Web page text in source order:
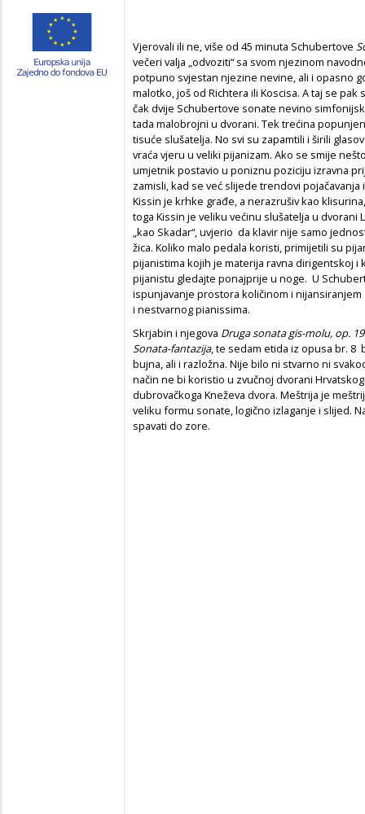
Vjerovali ili ne, više od 45 minuta Schubertove
večeri valja „odvoziti“ sa svom njezinom
potpuno svjestan njezine nevine, ali i opasno
malotko, još od Richtera ili Koscisa. A taj se
čak dvije Schubertove sonate nevino
tada malobrojni u dvorani. Tek trećina
tisuće slušatelja. No svi su zapamtili i širili
vraća vjeru u veliki pijanizam. Ako se smije
umjetnik postavio u poniznu poziciju izravna
zamisli, kad se već slijede trendovi
Kissin je krhke građe, a nerazrušiv kao
toga Kissin je veliku većinu slušatelja u
„kao Skadar“, uvjerio da klavir nije samo
žica. Koliko malo pedala koristi, primijetili su
pijanistima kojih je materija ravna dirigentskoj
pijanistu gledajte ponajprije u noge. U
ispunjavanje prostora količinom i
i nestvarnog pianissima.
Skrjabin i njegova Druga sonata gis-molu, op. 19
Sonata-fantazija, te sedam etida iz opusa br. 8
bujna, ali i razložna. Nije bilo ni stvarno ni
način ne bi koristio u zvučnoj dvorani
dubrovačkoga Kneževa dvora. Meštrija je
veliku formu sonate, logično izlaganje i slijed.
spavati do zore.